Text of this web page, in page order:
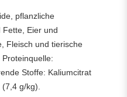
pflanzliche
Fette, Eier und
Fleisch und tierische
Stoffe: Kaliumcitrat
g/kg).